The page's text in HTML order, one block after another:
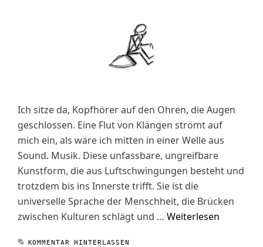
Ich sitze da, Kopfhörer auf den Ohren, die Augen
geschlossen. Eine Flut von Klängen strömt auf
mich ein, als wäre ich mitten in einer Welle aus
Sound. Musik. Diese unfassbare, ungreifbare
Kunstform, die aus Luftschwingungen besteht und
trotzdem bis ins Innerste trifft. Sie ist die
universelle Sprache der Menschheit, die Brücken
zwischen Kulturen schlägt und … Weiterlesen
KOMMENTAR HINTERLASSEN